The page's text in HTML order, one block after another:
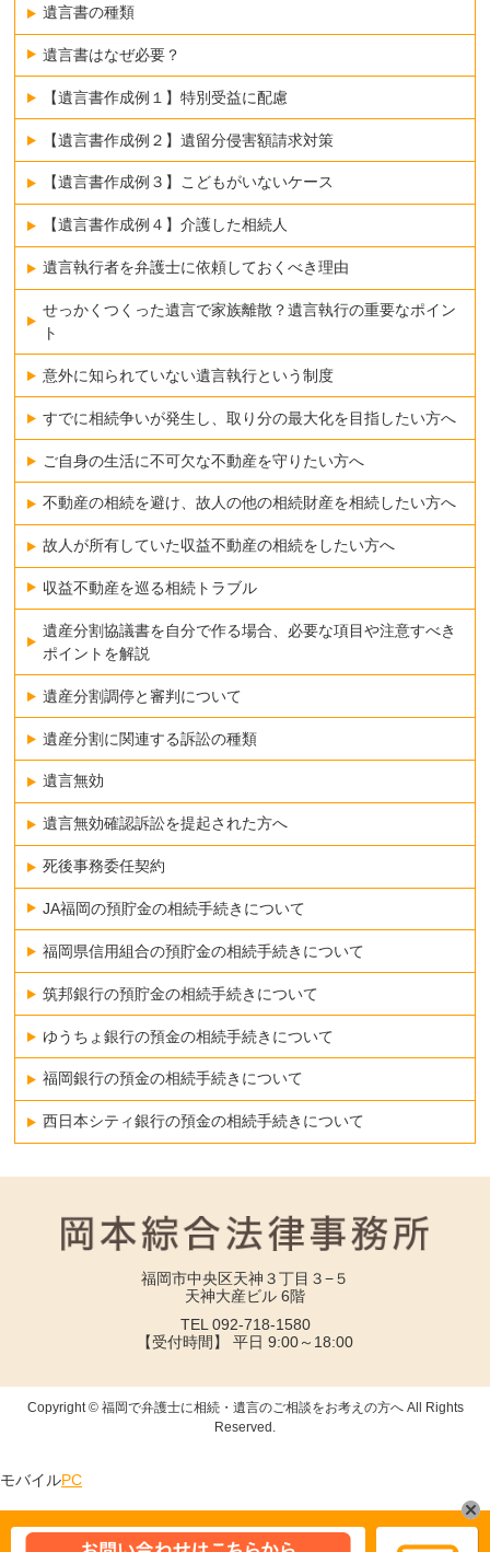
遺言書の種類
遺言書はなぜ必要？
【遺言書作成例１】特別受益に配慮
【遺言書作成例２】遺留分侵害額請求対策
【遺言書作成例３】こどもがいないケース
【遺言書作成例４】介護した相続人
遺言執行者を弁護士に依頼しておくべき理由
せっかくつくった遺言で家族離散？遺言執行の重要なポイン
ト
意外に知られていない遺言執行という制度
すでに相続争いが発生し、取り分の最大化を目指したい方へ
ご自身の生活に不可欠な不動産を守りたい方へ
不動産の相続を避け、故人の他の相続財産を相続したい方へ
故人が所有していた収益不動産の相続をしたい方へ
収益不動産を巡る相続トラブル
遺産分割協議書を自分で作る場合、必要な項目や注意すべき
ポイントを解説
遺産分割調停と審判について
遺産分割に関連する訴訟の種類
遺言無効
遺言無効確認訴訟を提起された方へ
死後事務委任契約
JA福岡の預貯金の相続手続きについて
福岡県信用組合の預貯金の相続手続きについて
筑邦銀行の預貯金の相続手続きについて
ゆうちょ銀行の預金の相続手続きについて
福岡銀行の預金の相続手続きについて
西日本シティ銀行の預金の相続手続きについて
福岡市中央区天神３丁目３−５
天神大産ビル 6階
TEL 092-718-1580
【受付時間】 平日 9:00～18:00
Copyright © 福岡で弁護士に相続・遺言のご相談をお考えの方へ All Rights
Reserved.
モバイルPC